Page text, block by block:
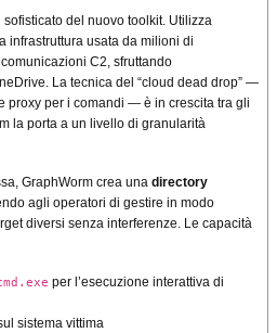
del nuovo toolkit. Utilizza
infrastruttura usata da milioni di
C2, sfruttando
La tecnica del “cloud dead drop” —
proxy per i comandi — è in crescita tra gli
la porta a un livello di granularità
GraphWorm crea una directory
agli operatori di gestire in modo
diversi senza interferenze. Le capacità
per l’esecuzione interattiva di
sistema vittima